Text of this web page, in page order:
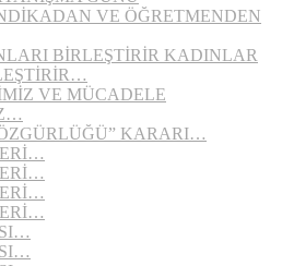
VE ÖĞRETMENDEN
BİRLEŞTİRİR KADINLAR
VE MÜCADELE
KARARI…